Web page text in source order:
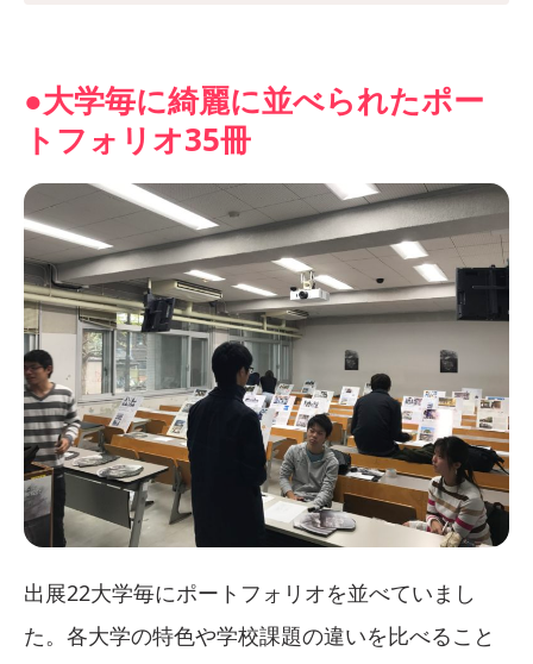
●大学毎に綺麗に並べられたポー
トフォリオ35冊
出展22大学毎にポートフォリオを並べていまし
た。各大学の特色や学校課題の違いを比べること